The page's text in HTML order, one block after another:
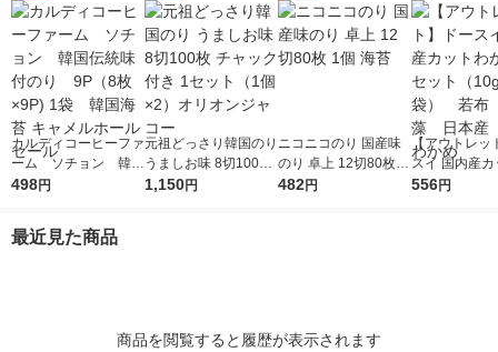
カルディコーヒーファ
ーム ソチョン 韓国
伝統味付のり 9P（8
498円
元祖どっさり韓国のり
うましお味 8切100枚
チャック付き 1セット
1,150円
ニコニコのり 国産味
のり 卓上 12切80枚 1
個 海苔
482円
【アウトレッ
スイ 国内産
かめ 1セット
556円
最近見た商品
商品を閲覧すると履歴が表示されます